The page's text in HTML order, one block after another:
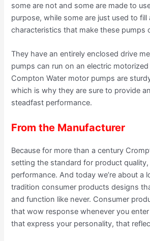
some are not and some are made to
purpose, while some are just used to fill
characteristics that make these pumps
They have an entirely enclosed drive
pumps can run on an electric
Compton Water motor pumps are
which is why they are sure to provide
steadfast performance.
From the Manufacturer
Because for more than a century
setting the standard for product quality,
performance. And today we’re about a
tradition consumer products designs
and function like never. Consumer
that wow response whenever you
that express your personality, that